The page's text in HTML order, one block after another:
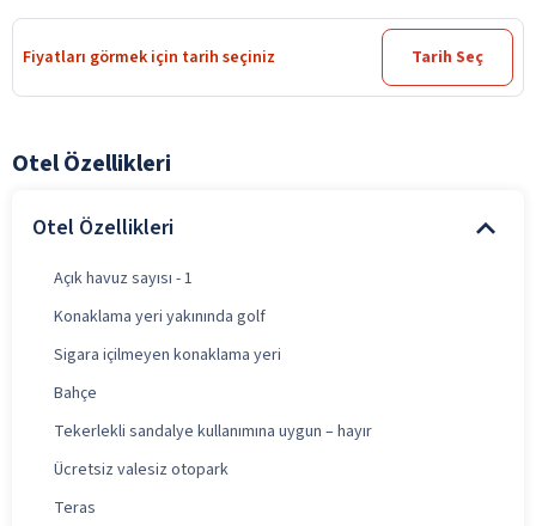
Fiyatları görmek için tarih seçiniz Tarih Seç
Otel Özellikleri
Otel Özellikleri
Açık havuz sayısı - 1
Konaklama yeri yakınında golf
Sigara içilmeyen konaklama yeri
Bahçe
Tekerlekli sandalye kullanımına uygun – hayır
Ücretsiz valesiz otopark
Teras